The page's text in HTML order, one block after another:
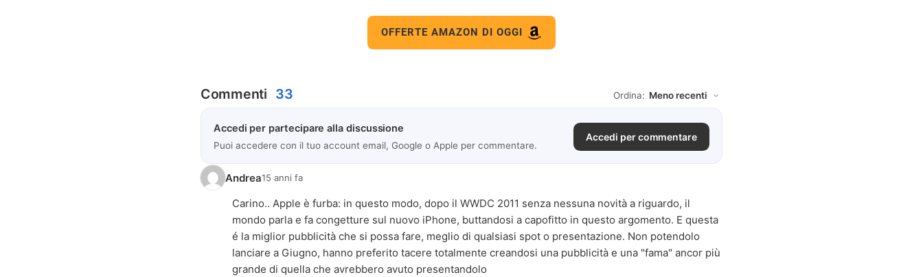
OFFERTE AMAZON DI OGGI
Commenti 33 Ordina:
Accedi per partecipare alla discussione
Puoi accedere con il tuo account email, Google o Apple per commentare.
Accedi per commentare
Andrea15 anni fa
Carino.. Apple è furba: in questo modo, dopo il WWDC 2011 senza nessuna novità a riguardo, il
mondo parla e fa congetture sul nuovo iPhone, buttandosi a capofitto in questo argomento. E questa
é la miglior pubblicità che si possa fare, meglio di qualsiasi spot o presentazione. Non potendolo
lanciare a Giugno, hanno preferito tacere totalmente creandosi una pubblicità e una "fama" ancor più
grande di quella che avrebbero avuto presentandolo